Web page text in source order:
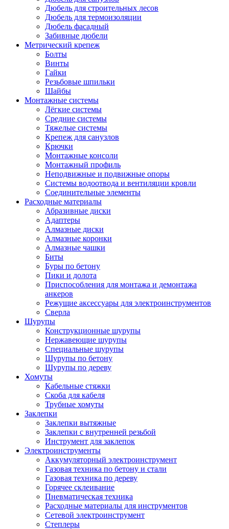
Дюбель для строительных лесов
Дюбель для термоизоляции
Дюбель фасадный
Забивные дюбели
Метрический крепеж
Болты
Винты
Гайки
Резьбовые шпильки
Шайбы
Монтажные системы
Лёгкие системы
Средние системы
Тяжелые системы
Крепеж для санузлов
Крючки
Монтажные консоли
Монтажный профиль
Неподвижные и подвижные опоры
Системы водоотвода и вентиляции кровли
Соединительные элементы
Расходные материалы
Абразивные диски
Адаптеры
Алмазные диски
Алмазные коронки
Алмазные чашки
Биты
Буры по бетону
Пики и долота
Приспособления для монтажа и демонтажа
анкеров
Режущие аксессуары для электроинструментов
Сверла
Шурупы
Конструкционные шурупы
Нержавеющие шурупы
Специальные шурупы
Шурупы по бетону
Шурупы по дереву
Хомуты
Кабельные стяжки
Скоба для кабеля
Трубные хомуты
Заклепки
Заклепки вытяжные
Заклепки с внутренней резьбой
Инструмент для заклепок
Электроинструменты
Аккумуляторный электроинструмент
Газовая техника по бетону и стали
Газовая техника по дереву
Горячее склеивание
Пневматическая техника
Расходные материалы для инструментов
Сетевой электроинструмент
Степлеры